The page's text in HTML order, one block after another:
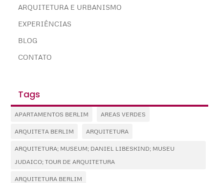
ARQUITETURA E URBANISMO
EXPERIÊNCIAS
BLOG
CONTATO
Tags
APARTAMENTOS BERLIM AREAS VERDES
ARQUITETA BERLIM ARQUITETURA
ARQUITETURA; MUSEUM; DANIEL LIBESKIND; MUSEU
JUDAICO; TOUR DE ARQUITETURA
ARQUITETURA BERLIM